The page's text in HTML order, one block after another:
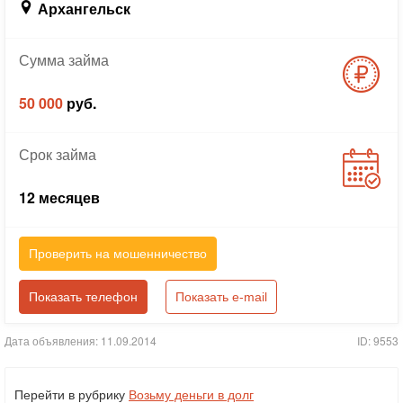
Архангельск
Суммазайма
50 000 руб.
Срокзайма
12 месяцев
Проверить на мошенничество
Показать телефон Показать e-mail
Дата объявления: 11.09.2014 ID: 9553
Перейти в рубрику Возьму деньги в долг